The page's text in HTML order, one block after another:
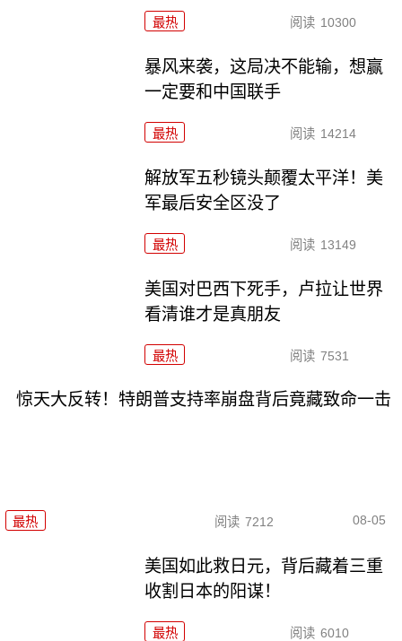
最热 阅读 10300
暴风来袭，这局决不能输，想赢
一定要和中国联手
最热 阅读 14214
解放军五秒镜头颠覆太平洋！美
军最后安全区没了
最热 阅读 13149
美国对巴西下死手，卢拉让世界
看清谁才是真朋友
最热 阅读 7531
惊天大反转！特朗普支持率崩盘背后竟藏致命一击
最热 阅读 7212 08-05
美国如此救日元，背后藏着三重
收割日本的阳谋！
最热 阅读 6010